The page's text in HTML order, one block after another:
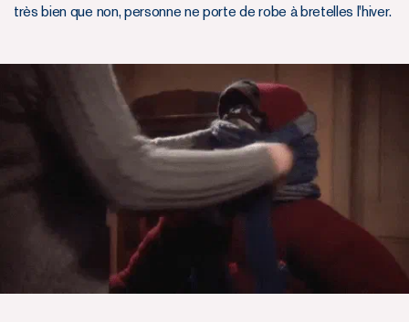
très bien que non, personne ne porte de robe à bretelles l'hiver.